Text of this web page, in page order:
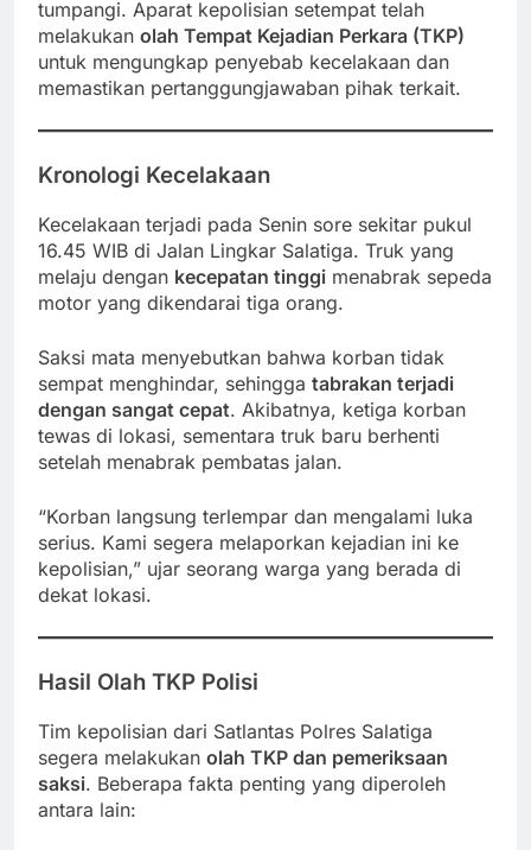
tumpangi. Aparat kepolisian setempat telah
melakukan olah Tempat Kejadian Perkara (TKP)
untuk mengungkap penyebab kecelakaan dan
memastikan pertanggungjawaban pihak terkait.
Kronologi Kecelakaan
Kecelakaan terjadi pada Senin sore sekitar pukul
16.45 WIB di Jalan Lingkar Salatiga. Truk yang
melaju dengan kecepatan tinggi menabrak sepeda
motor yang dikendarai tiga orang.
Saksi mata menyebutkan bahwa korban tidak
sempat menghindar, sehingga tabrakan terjadi
dengan sangat cepat. Akibatnya, ketiga korban
tewas di lokasi, sementara truk baru berhenti
setelah menabrak pembatas jalan.
“Korban langsung terlempar dan mengalami luka
serius. Kami segera melaporkan kejadian ini ke
kepolisian,” ujar seorang warga yang berada di
dekat lokasi.
Hasil Olah TKP Polisi
Tim kepolisian dari Satlantas Polres Salatiga
segera melakukan olah TKP dan pemeriksaan
saksi. Beberapa fakta penting yang diperoleh
antara lain: